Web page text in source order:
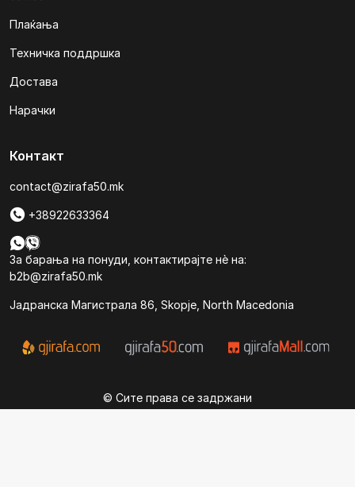
Плаќања
Техничка поддршка
Достава
Нарачки
Контакт
contact@zirafa50.mk
+38922633364
За барања на понуди, контактирајте нѐ на:
b2b@zirafa50.mk
Jадранска Магистрала 86, Skopje, North Macedonia
© Сите права се задржани